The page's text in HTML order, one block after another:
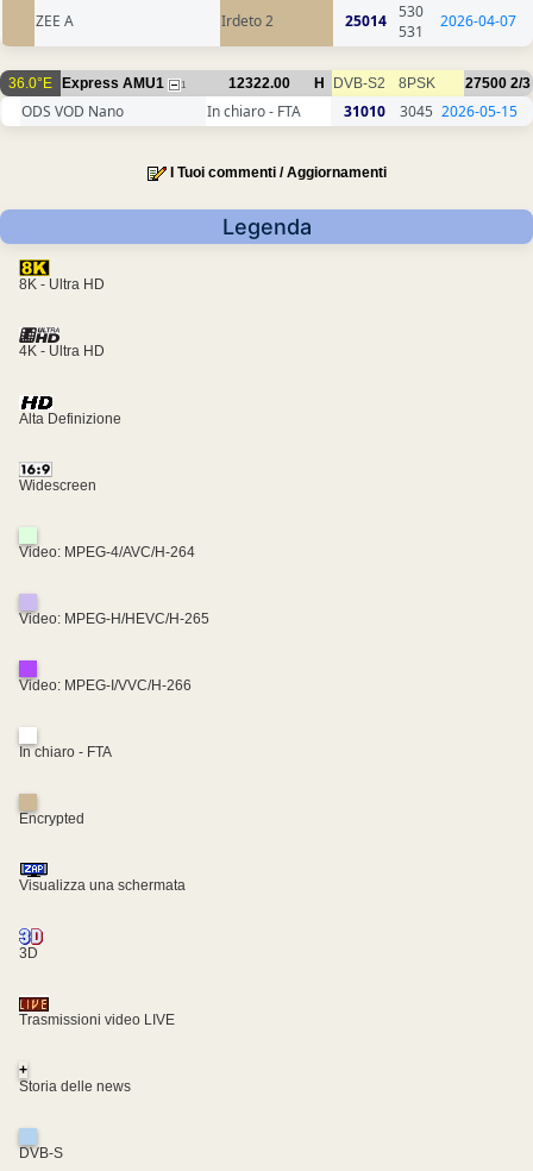
ZEE A Irdeto 2 25014
530
531
2026-04-07
36.0°E Express AMU1 1 12322.00 H DVB-S2 8PSK 27500 2/3
ODS VOD Nano In chiaro - FTA 31010 3045 2026-05-15
I Tuoi commenti / Aggiornamenti
Legenda
8K - Ultra HD
4K - Ultra HD
Alta Definizione
Widescreen
Video: MPEG-4/AVC/H-264
Video: MPEG-H/HEVC/H-265
Video: MPEG-I/VVC/H-266
In chiaro - FTA
Encrypted
Visualizza una schermata
3D
Trasmissioni video LIVE
+
Storia delle news
DVB-S